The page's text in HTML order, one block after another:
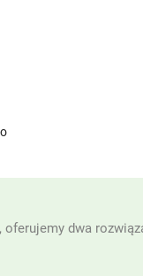
dwa